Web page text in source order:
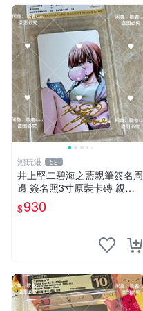
潮玩港 52
井上堅二碧海之藍親筆簽名周
邊 簽名照3寸原裝卡磚 親
筆、收藏、簽名照
$930